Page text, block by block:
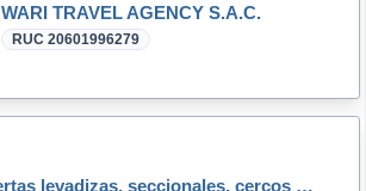
WARI TRAVEL AGENCY S.A.C.
RUC 20601996279
puertas levadizas, seccionales, cercos eléctricos silver